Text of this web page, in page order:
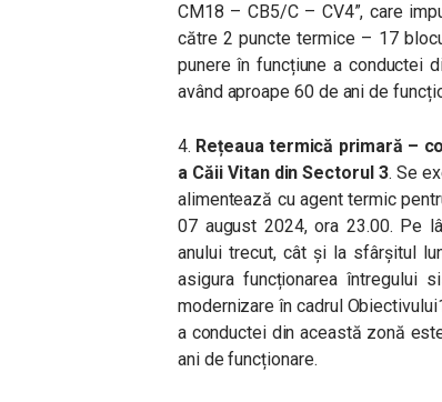
CM18 – CB5/C – CV4”, care
către 2 puncte termice – 17
punere în funcțiune a conductei
având aproape 60 de ani de
4. Rețeaua termică primară –
a Căii Vitan din Sectorul 3. Se
alimentează cu agent termic
07 august 2024, ora 23.00. Pe
anului trecut, cât și la sfârșitul
asigura funcționarea întregului
modernizare în cadrul
a conductei din această zonă
ani de funcționare.